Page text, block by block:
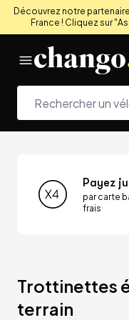
Découvrez notre
France ! Cliquez sur
Payez
par carte
frais
Trottinettes
terrain